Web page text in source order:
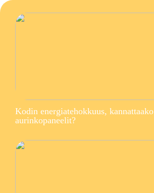
Kodin energiatehokkuus, kannattaako
aurinkopaneelit?